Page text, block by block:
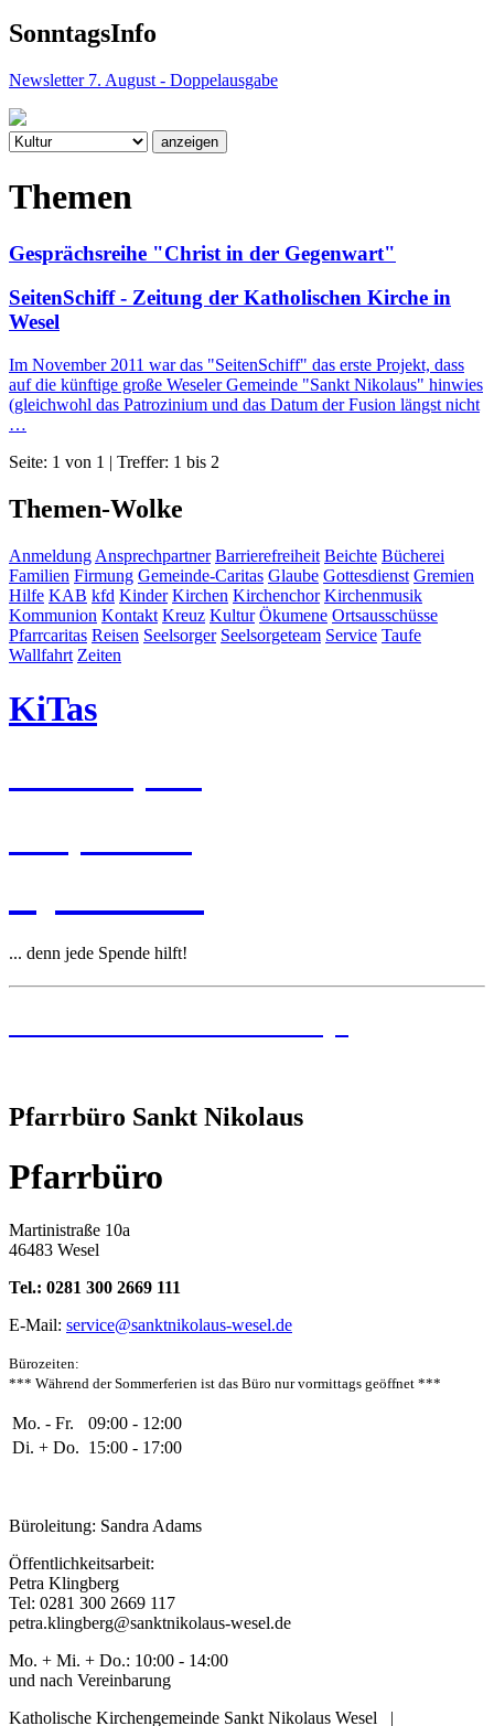
SonntagsInfo
Newsletter 7. August - Doppelausgabe
Themen
Gesprächsreihe "Christ in der Gegenwart"
SeitenSchiff - Zeitung der Katholischen Kirche in
Wesel
Im November 2011 war das "SeitenSchiff" das erste Projekt, dass
auf die künftige große Weseler Gemeinde "Sankt Nikolaus" hinwies
(gleichwohl das Patrozinium und das Datum der Fusion längst nicht
…
Seite: 1 von 1 | Treffer: 1 bis 2
Themen-Wolke
Anmeldung Ansprechpartner Barrierefreiheit Beichte Bücherei
Familien Firmung Gemeinde-Caritas Glaube Gottesdienst Gremien
Hilfe KAB kfd Kinder Kirchen Kirchenchor Kirchenmusik
Kommunion Kontakt Kreuz Kultur Ökumene Ortsausschüsse
Pfarrcaritas Reisen Seelsorger Seelsorgeteam Service Taufe
Wallfahrt Zeiten
KiTas
... denn jede Spende hilft!
Pfarrbüro Sankt Nikolaus
Pfarrbüro
Martinistraße 10a
46483 Wesel
Tel.: 0281 300 2669 111
E-Mail: service@sanktnikolaus-wesel.de
Bürozeiten:
*** Während der Sommerferien ist das Büro nur vormittags geöffnet ***
Mo. - Fr.
09:00 - 12:00
Di. + Do. 15:00 - 17:00
Büroleitung: Sandra Adams
Öffentlichkeitsarbeit:
Petra Klingberg
Tel: 0281 300 2669 117
petra.klingberg@sanktnikolaus-wesel.de
Mo. + Mi. + Do.: 10:00 - 14:00
und nach Vereinbarung
Katholische Kirchengemeinde Sankt Nikolaus Wesel |